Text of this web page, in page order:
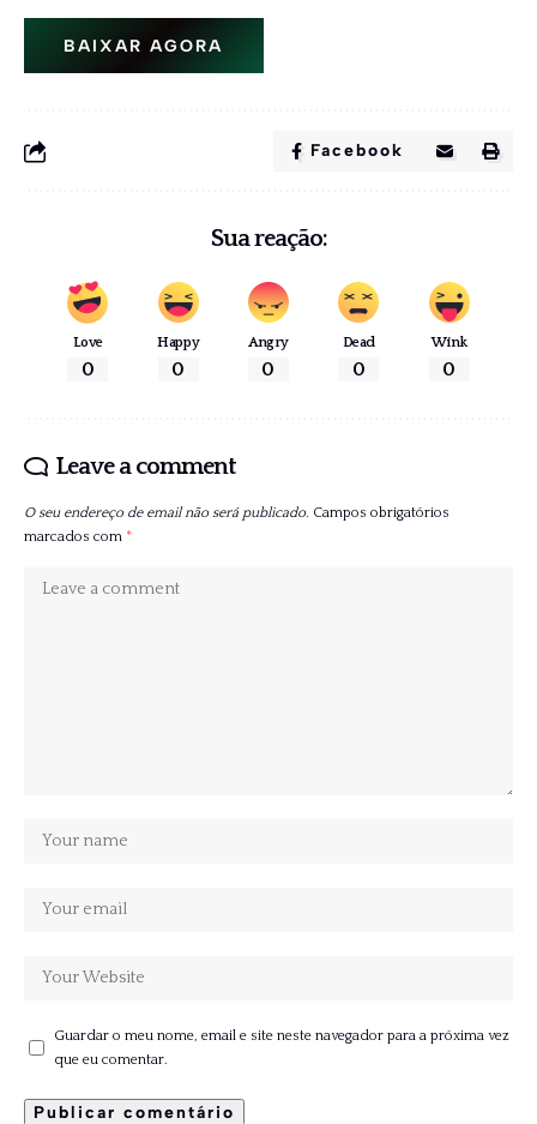
BAIXAR AGORA
Facebook
Sua reação:
Love
0
Happy
0
Angry
0
Dead
0
Wink
0
Leave a comment
O seu endereço de email não será publicado. Campos obrigatórios
marcados com *
Guardar o meu nome, email e site neste navegador para a próxima vez
que eu comentar.